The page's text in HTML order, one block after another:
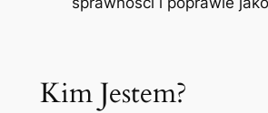
Kim Jestem?